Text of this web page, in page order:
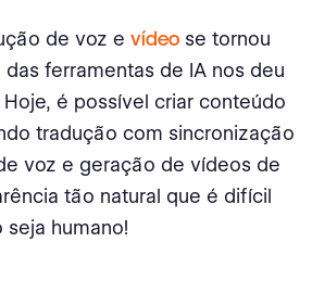
de voz e vídeo se tornou
das ferramentas de IA nos deu
Hoje, é possível criar conteúdo
tradução com sincronização
voz e geração de vídeos de
tão natural que é difícil
humano!